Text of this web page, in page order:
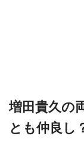
増田貴久の
とも仲良し